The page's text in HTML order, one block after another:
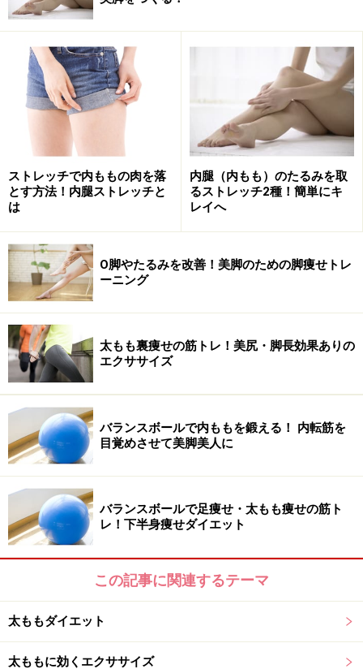
「ながら」できるから続く！内ももトレー
始める前に、まずタオルを1枚用意し、壁やタンス等の
角を探してください。タンス等を使う場合は、力強く押
しても動かない事を確認してから行ってくださいね(動い
てしまうと危険です！)。
トレーニングです！
1､片膝を曲げて壁の角の前に座る
1､壁やタンスの角の前に、片脚の膝を曲げて座ります。
両手は後ろの楽な位置につきます。
2､タオルを折って膝と壁の間に挟む
2､曲げた膝の内側と壁の間に、折ったタオルを挟みま
す。
※タオルは膝が痛くならないよう、クッション代わりに
挟みます。タオルを挟まずにも出来ますが、「膝蓋骨」
という膝の骨が直接、堅い壁に当たるので、そのまま力
強く壁を押すと、膝の骨への衝撃による痛みが発生して
しまいます。変なところで痛みが生じてしまうと、痛み
ストレッチで内ももの肉を落
とす方法！内腿ストレッチと
は
内腿（内もも）のたるみを取
るストレッチ2種！簡単にキ
レイへ
O脚やたるみを改善！美脚のための脚痩せトレ
ーニング
太もも裏痩せの筋トレ！美尻・脚長効果ありの
エクササイズ
バランスボールで内ももを鍛える！ 内転筋を
目覚めさせて美脚美人に
バランスボールで足痩せ・太もも痩せの筋ト
レ！下半身痩せダイエット
この記事に関連するテーマ
太ももダイエット
太ももに効くエクササイズ